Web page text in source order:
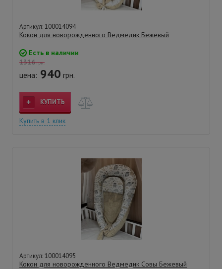
Артикул: 100014094
Кокон для новорожденного Ведмедик Бежевый
Есть в наличии
1316грн.
цена: 940 грн.
КУПИТЬ
Купить в 1 клик
Артикул: 100014095
Кокон для новорожденного Ведмедик Совы Бежевый